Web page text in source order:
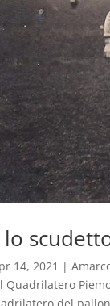
14, 2021 |
Quadrilatero
del